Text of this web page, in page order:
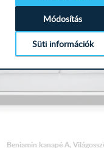
Beniamin kanapé A,
Módosítás
Süti információk